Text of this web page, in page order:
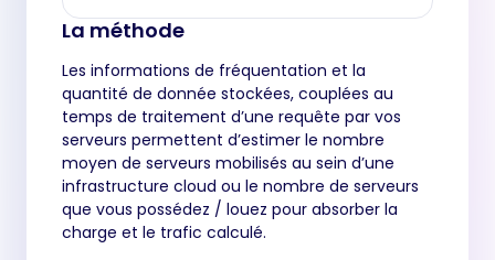
La méthode
Les informations de fréquentation et la
quantité de donnée stockées, couplées au
temps de traitement d’une requête par vos
serveurs permettent d’estimer le nombre
moyen de serveurs mobilisés au sein d’une
infrastructure cloud ou le nombre de serveurs
que vous possédez / louez pour absorber la
charge et le trafic calculé.